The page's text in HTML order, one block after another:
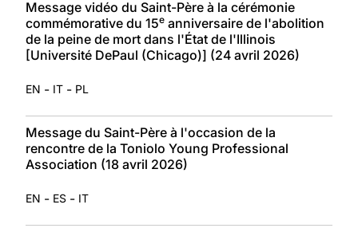
Message vidéo du Saint-Père à la cérémonie
commémorative du 15e anniversaire de l'abolition
de la peine de mort dans l'État de l'Illinois
[Université DePaul (Chicago)] (24 avril 2026)
EN - IT - PL
Message du Saint-Père à l'occasion de la
rencontre de la Toniolo Young Professional
Association (18 avril 2026)
EN - ES - IT